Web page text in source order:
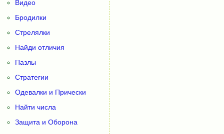
Видео
Бродилки
Стрелялки
Найди отличия
Пазлы
Стратегии
Одевалки и Прически
Найти числа
Защита и Оборона